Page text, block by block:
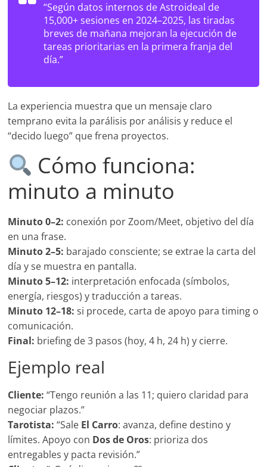
“Según datos internos de Astroideal de
15,000+ sesiones en 2024–2025, las tiradas
breves de mañana mejoran la ejecución de
tareas prioritarias en la primera franja del
día.”
La experiencia muestra que un mensaje claro
temprano evita la parálisis por análisis y reduce el
“decido luego” que frena proyectos.
Cómo funciona:
minuto a minuto
Minuto 0–2: conexión por Zoom/Meet, objetivo del día
en una frase.
Minuto 2–5: barajado consciente; se extrae la carta del
día y se muestra en pantalla.
Minuto 5–12: interpretación enfocada (símbolos,
energía, riesgos) y traducción a tareas.
Minuto 12–18: si procede, carta de apoyo para timing o
comunicación.
Final: briefing de 3 pasos (hoy, 4 h, 24 h) y cierre.
Ejemplo real
Cliente: “Tengo reunión a las 11; quiero claridad para
negociar plazos.”
Tarotista: “Sale El Carro: avanza, define destino y
límites. Apoyo con Dos de Oros: prioriza dos
entregables y pacta revisión.”